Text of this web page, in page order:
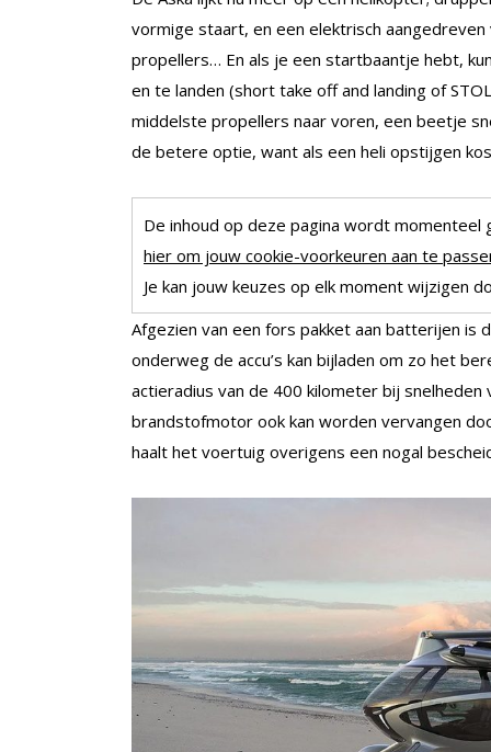
vormige staart, en een elektrisch
propellers… En als je een startbaantje hebt,
en te landen (short take off and landing of
middelste propellers naar voren, een beetje
de betere optie, want als een heli opstijgen
De inhoud op deze pagina wordt
hier om jouw cookie-voorkeuren aan te
Je kan jouw keuzes op elk moment wijzigen
Afgezien van een fors pakket aan batterijen
onderweg de accu’s kan bijladen om zo het
actieradius van de 400 kilometer bij
brandstofmotor ook kan worden vervangen
haalt het voertuig overigens een nogal